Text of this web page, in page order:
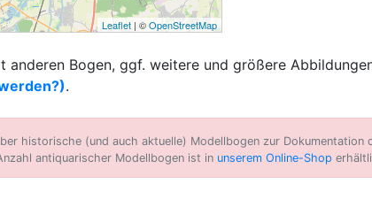
Leaflet | ©OpenStreetMap
anderen Bogen, ggf. weitere und größere
.
historische (und auch aktuelle) Modellbogen zur
antiquarischer Modellbogen ist in unserem Online-Shop